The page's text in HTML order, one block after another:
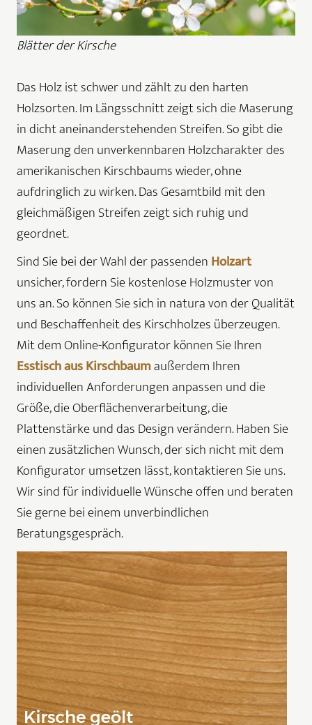
Blätter der Kirsche
Das Holz ist schwer und zählt zu den harten
Holzsorten. Im Längsschnitt zeigt sich die Maserung
in dicht aneinanderstehenden Streifen. So gibt die
Maserung den unverkennbaren Holzcharakter des
amerikanischen Kirschbaums wieder, ohne
aufdringlich zu wirken. Das Gesamtbild mit den
gleichmäßigen Streifen zeigt sich ruhig und
geordnet.
Sind Sie bei der Wahl der passendenHolzart
unsicher, fordern Sie kostenlose Holzmuster von
uns an. So können Sie sich in natura von der Qualität
und Beschaffenheit des Kirschholzes überzeugen.
Mit dem Online-Konfigurator können Sie Ihren
Esstisch aus Kirschbaumaußerdem Ihren
individuellen Anforderungen anpassen und die
Größe, die Oberflächenverarbeitung, die
Plattenstärke und das Design verändern. Haben Sie
einen zusätzlichen Wunsch, der sich nicht mit dem
Konfigurator umsetzen lässt, kontaktieren Sie uns.
Wir sind für individuelle Wünsche offen und beraten
Sie gerne bei einem unverbindlichen
Beratungsgespräch.